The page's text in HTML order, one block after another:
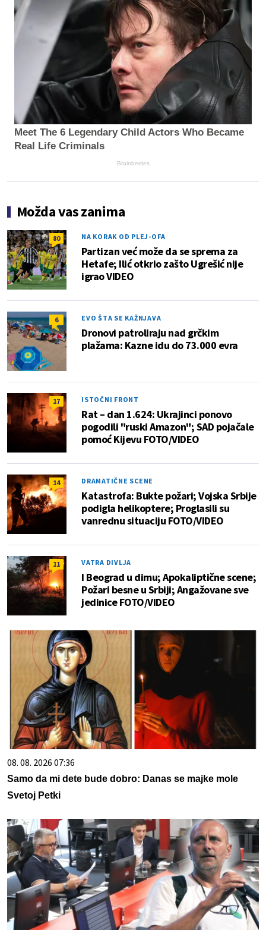
Meet The 6 Legendary Child Actors Who Became
Real Life Criminals
Brainberries
Možda vas zanima
80 NA KORAK OD PLEJ-OFA
Partizan već može da se sprema za
Hetafe; Ilić otkrio zašto Ugrešić nije
igrao VIDEO
6 EVO ŠTA SE KAŽNJAVA
Dronovi patroliraju nad grčkim
plažama: Kazne idu do 73.000 evra
17 ISTOČNI FRONT
Rat – dan 1.624: Ukrajinci ponovo
pogodili "ruski Amazon"; SAD pojačale
pomoć Kijevu FOTO/VIDEO
14 DRAMATIČNE SCENE
Katastrofa: Bukte požari; Vojska Srbije
podigla helikoptere; Proglasili su
vanrednu situaciju FOTO/VIDEO
11 VATRA DIVLJA
I Beograd u dimu; Apokaliptične scene;
Požari besne u Srbiji; Angažovane sve
jedinice FOTO/VIDEO
08. 08. 2026 07:36
Samo da mi dete bude dobro: Danas se majke mole
Svetoj Petki